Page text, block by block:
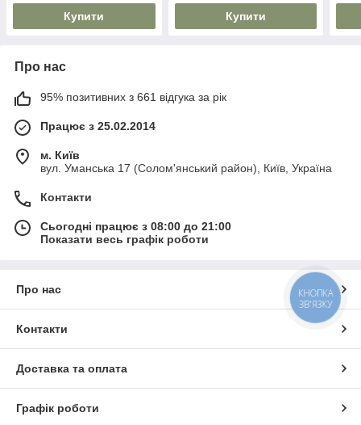
Купити Купити
Про нас
95% позитивних з 661 відгука за рік
Працює з 25.02.2014
м. Київ
вул. Уманська 17 (Солом'янський район), Київ, Україна
Контакти
Сьогодні працює з 08:00 до 21:00
Показати весь графік роботи
Про нас
Контакти
Доставка та оплата
Графік роботи
КНОПКА
ЗВ'ЯЗКУ